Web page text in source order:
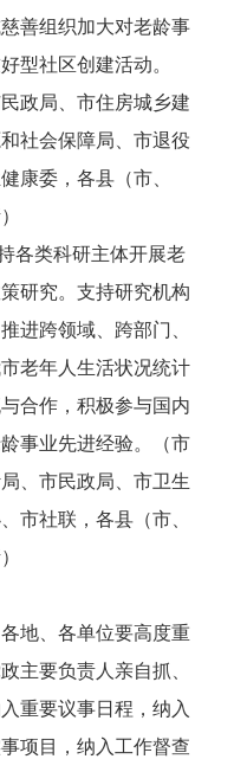
善组织加大对老龄事
型社区创建活动。
民政局 市住房城乡建
和社会保障局
市退役
康委，各县（市、
各类科研主体开展老
研究。支持研究机构
进跨领域、跨部门、
老年人生活状况统计
合作，积极参与国内
事业先进经验。
（市
、 市民政局 市卫生
、 市社联 ，各县（市、
各地、各单位要高度重
主要负责人亲自抓、
重要议事日程，纳入
项目，纳入工作督查